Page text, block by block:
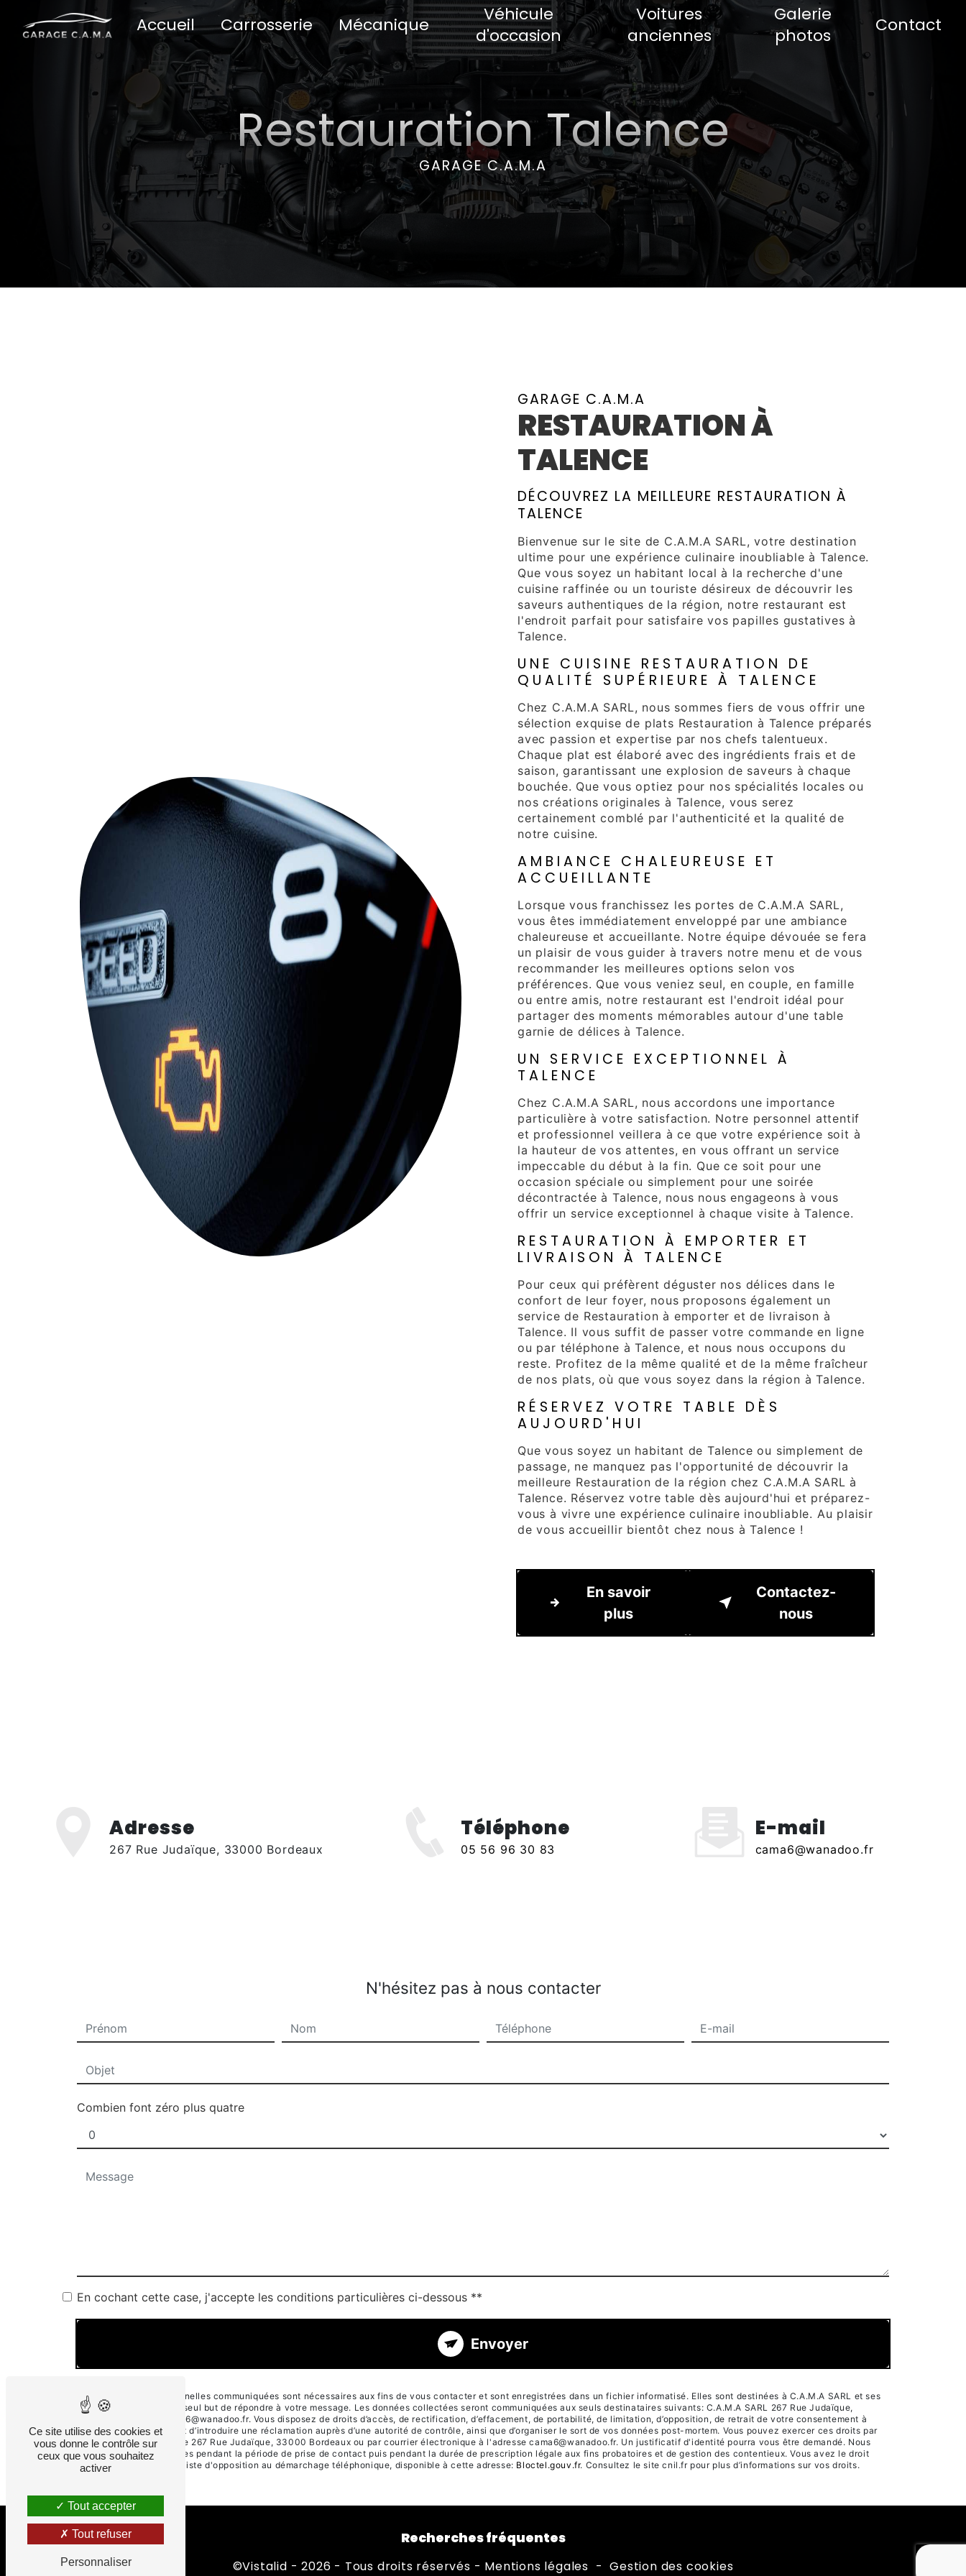
Accueil Carrosserie Mécanique
Véhicule
d'occasion
Voitures
anciennes
Galerie
photos
Contact
Restauration Talence
GARAGE C.A.M.A
GARAGE C.A.M.A
RESTAURATION À
TALENCE
DÉCOUVREZ LA MEILLEURE RESTAURATION À
TALENCE
Bienvenue sur le site de C.A.M.A SARL, votre destination
ultime pour une expérience culinaire inoubliable à Talence.
Que vous soyez un habitant local à la recherche d'une
cuisine raffinée ou un touriste désireux de découvrir les
saveurs authentiques de la région, notre restaurant est
l'endroit parfait pour satisfaire vos papilles gustatives à
Talence.
UNE CUISINE RESTAURATION DE
QUALITÉ SUPÉRIEURE À TALENCE
Chez C.A.M.A SARL, nous sommes fiers de vous offrir une
sélection exquise de plats Restauration à Talence préparés
avec passion et expertise par nos chefs talentueux.
Chaque plat est élaboré avec des ingrédients frais et de
saison, garantissant une explosion de saveurs à chaque
bouchée. Que vous optiez pour nos spécialités locales ou
nos créations originales à Talence, vous serez
certainement comblé par l'authenticité et la qualité de
notre cuisine.
AMBIANCE CHALEUREUSE ET
ACCUEILLANTE
Lorsque vous franchissez les portes de C.A.M.A SARL,
vous êtes immédiatement enveloppé par une ambiance
chaleureuse et accueillante. Notre équipe dévouée se fera
un plaisir de vous guider à travers notre menu et de vous
recommander les meilleures options selon vos
préférences. Que vous veniez seul, en couple, en famille
ou entre amis, notre restaurant est l'endroit idéal pour
partager des moments mémorables autour d'une table
garnie de délices à Talence.
UN SERVICE EXCEPTIONNEL À
TALENCE
Chez C.A.M.A SARL, nous accordons une importance
particulière à votre satisfaction. Notre personnel attentif
et professionnel veillera à ce que votre expérience soit à
la hauteur de vos attentes, en vous offrant un service
impeccable du début à la fin. Que ce soit pour une
occasion spéciale ou simplement pour une soirée
décontractée à Talence, nous nous engageons à vous
offrir un service exceptionnel à chaque visite à Talence.
RESTAURATION À EMPORTER ET
LIVRAISON À TALENCE
Pour ceux qui préfèrent déguster nos délices dans le
confort de leur foyer, nous proposons également un
service de Restauration à emporter et de livraison à
Talence. Il vous suffit de passer votre commande en ligne
ou par téléphone à Talence, et nous nous occupons du
reste. Profitez de la même qualité et de la même fraîcheur
de nos plats, où que vous soyez dans la région à Talence.
RÉSERVEZ VOTRE TABLE DÈS
AUJOURD'HUI
Que vous soyez un habitant de Talence ou simplement de
passage, ne manquez pas l'opportunité de découvrir la
meilleure Restauration de la région chez C.A.M.A SARL à
Talence. Réservez votre table dès aujourd'hui et préparez-
vous à vivre une expérience culinaire inoubliable. Au plaisir
de vous accueillir bientôt chez nous à Talence !
En savoir
plus
Contactez-
nous
Adresse
267 Rue Judaïque, 33000 Bordeaux
Téléphone
05 56 96 30 83
E-mail
cama6@wanadoo.fr
N'hésitez pas à nous contacter
Combien font zéro plus quatre
En cochant cette case, j'accepte les conditions particulières ci-dessous **
Envoyer
** Les données personnelles communiquées sont nécessaires aux fins de vous contacter et sont enregistrées dans un fichier informatisé. Elles sont destinées à C.A.M.A SARL et ses
sous-traitants dans le seul but de répondre à votre message. Les données collectées seront communiquées aux seuls destinataires suivants: C.A.M.A SARL 267 Rue Judaïque,
33000 Bordeaux cama6@wanadoo.fr. Vous disposez de droits d’accès, de rectification, d’effacement, de portabilité, de limitation, d’opposition, de retrait de votre consentement à
tout moment et du droit d’introduire une réclamation auprès d’une autorité de contrôle, ainsi que d’organiser le sort de vos données post-mortem. Vous pouvez exercer ces droits par
voie postale à l'adresse 267 Rue Judaïque, 33000 Bordeaux ou par courrier électronique à l'adresse cama6@wanadoo.fr. Un justificatif d'identité pourra vous être demandé. Nous
conservons vos données pendant la période de prise de contact puis pendant la durée de prescription légale aux fins probatoires et de gestion des contentieux. Vous avez le droit
de vous inscrire sur la liste d'opposition au démarchage téléphonique, disponible à cette adresse: Bloctel.gouv.fr. Consultez le site cnil.fr pour plus d’informations sur vos droits.
Recherches fréquentes
©Vistalid - 2026 - Tous droits réservés - Mentions légales -Gestion des cookies
Panneau de gestion des cookies
Ce site utilise des cookies et
vous donne le contrôle sur
ceux que vous souhaitez
activer
Tout accepter
Tout refuser
Personnaliser